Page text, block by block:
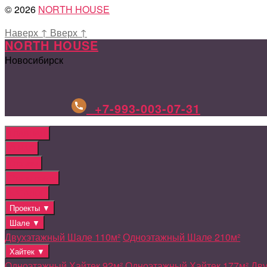
© 2026 NORTH HOUSE
Наверх ↑ Вверх ↑
NORTH HOUSE
Новосибирск
+7-993-003-07-31
Проекты ▼
Шале ▼
Двухэтажный Шале 110м²Одноэтажный Шале 210м²
Хайтек ▼